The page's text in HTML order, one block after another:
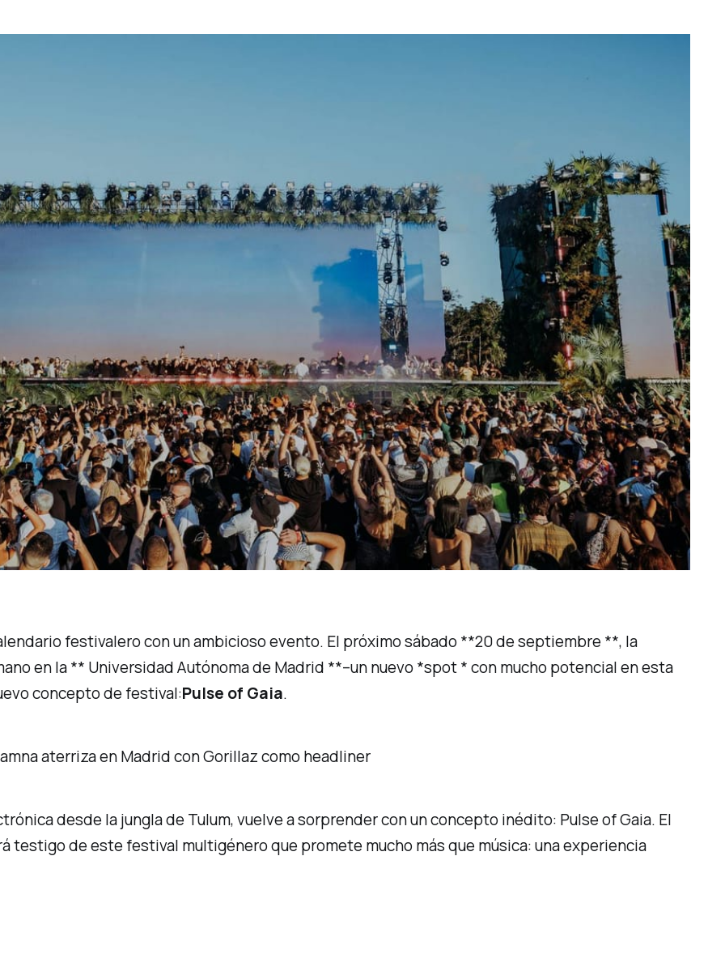
festivalero con un ambicioso evento. El próximo sábado **20 de septiembre **, la
en la ** Universidad Autónoma de Madrid **–un nuevo *spot * con mucho potencial en esta
concepto de festival:Pulse of Gaia.
aterriza en Madrid con Gorillaz como headliner
desde la jungla de Tulum, vuelve a sorprender con un concepto inédito: Pulse of Gaia. El
testigo de este festival multigénero que promete mucho más que música: una experiencia